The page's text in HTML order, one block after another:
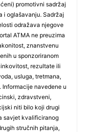
promotivni sadržaj
i oglašavanju. Sadržaj
odražava njegove
ATMA ne preuzima
znanstvenu
u sponzoriranom
rezultate ili
usluga, tretmana,
navedene u
zdravstveni,
niti bilo koji drugi
savjet kvalificiranog
stručnih pitanja,